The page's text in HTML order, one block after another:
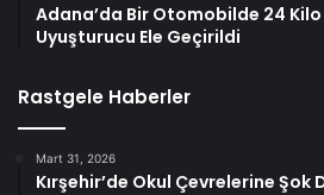
Adana’da Bir Otomobilde 24
Uyuşturucu Ele Geçirildi
Rastgele Haberler
Mart 31, 2026
Kırşehir’de Okul Çevrelerine Şok